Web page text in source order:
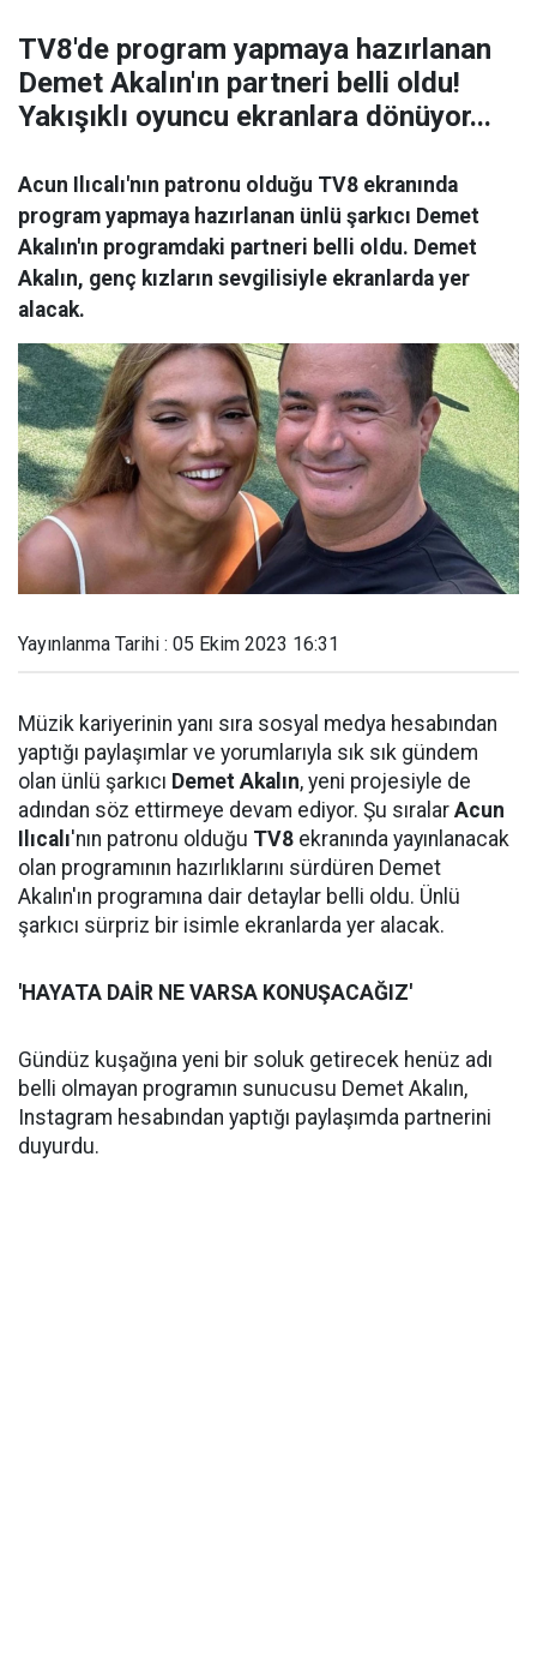
TV8'de program yapmaya hazırlanan
Demet Akalın'ın partneri belli oldu!
Yakışıklı oyuncu ekranlara dönüyor...
Acun Ilıcalı'nın patronu olduğu TV8 ekranında
program yapmaya hazırlanan ünlü şarkıcı Demet
Akalın'ın programdaki partneri belli oldu. Demet
Akalın, genç kızların sevgilisiyle ekranlarda yer
alacak.
Yayınlanma Tarihi : 05 Ekim 2023 16:31
Müzik kariyerinin yanı sıra sosyal medya hesabından
yaptığı paylaşımlar ve yorumlarıyla sık sık gündem
olan ünlü şarkıcı Demet Akalın, yeni projesiyle de
adından söz ettirmeye devam ediyor. Şu sıralar Acun
Ilıcalı'nın patronu olduğu TV8 ekranında yayınlanacak
olan programının hazırlıklarını sürdüren Demet
Akalın'ın programına dair detaylar belli oldu. Ünlü
şarkıcı sürpriz bir isimle ekranlarda yer alacak.
'HAYATA DAİR NE VARSA KONUŞACAĞIZ'
Gündüz kuşağına yeni bir soluk getirecek henüz adı
belli olmayan programın sunucusu Demet Akalın,
Instagram hesabından yaptığı paylaşımda partnerini
duyurdu.